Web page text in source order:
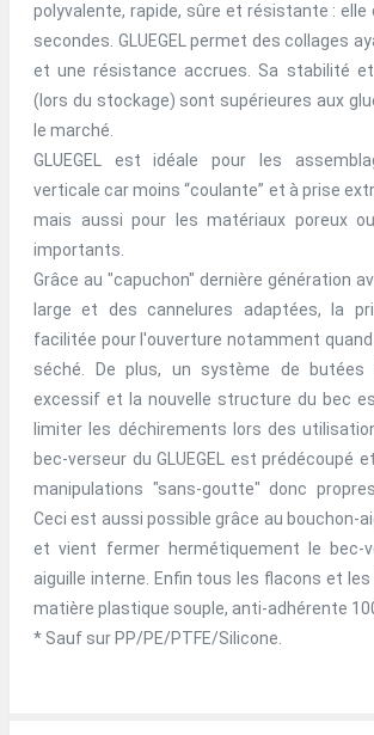
polyvalente, rapide, sûre et résistante : elle
secondes. GLUEGEL permet des collages
et une résistance accrues. Sa stabilité
(lors du stockage) sont supérieures aux
le marché.
GLUEGEL est idéale pour les
verticale car moins “coulante” et à prise
mais aussi pour les matériaux poreux
importants.
Grâce au "capuchon" dernière génération
large et des cannelures adaptées, la
facilitée pour l'ouverture notamment quand
séché. De plus, un système de butées
excessif et la nouvelle structure du bec
limiter les déchirements lors des
bec-verseur du GLUEGEL est prédécoupé
manipulations "sans-goutte" donc
Ceci est aussi possible grâce au bouchon-
et vient fermer hermétiquement le bec-
aiguille interne. Enfin tous les flacons et
matière plastique souple, anti-adhérente
* Sauf sur PP/PE/PTFE/Silicone.